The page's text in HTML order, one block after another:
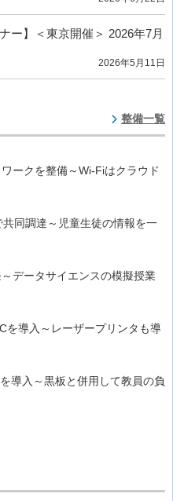
ー】＜東京開催＞ 2026年7月
2026年5月11日
整備一覧
ークを整備～Wi-Fiはクラウド
同調達～児童生徒の情報を一
データサイエンスの模擬授業
を導入～レーザープリンタも導
導入～黒板と併用して教員の負